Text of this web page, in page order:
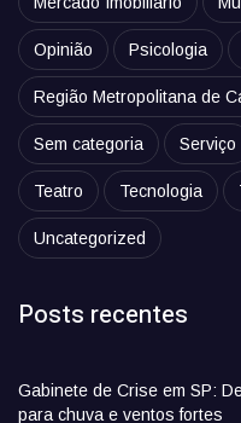
Opinião Psicologia
Região Metropolitana de
Sem categoria Serviço
Teatro Tecnologia
Uncategorized
Posts recentes
Gabinete de Crise em SP:
para chuva e ventos fortes